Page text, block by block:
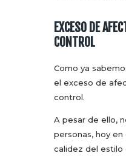
EXCESO DE
CONTROL
Como ya
el exceso de
control.
A pesar de ello,
personas, hoy
calidez del estilo